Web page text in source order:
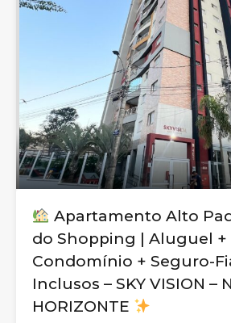
Apartamento Alto
do Shopping | Aluguel +
Condomínio + Seguro-
Inclusos – SKY VISION –
HORIZONTE